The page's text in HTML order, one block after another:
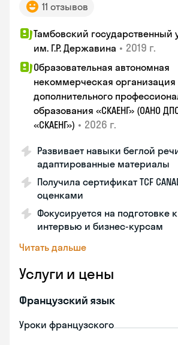
11 отзывов
Тамбовский государственный
им. Г.Р. Державина • 2019 г.
Образовательная автономная
некоммерческая организация
дополнительного
образования «СКАЕНГ» (ОАНО
«СКАЕНГ») • 2026 г.
Развивает навыки беглой
адаптированные материалы
Получила сертификат TCF
оценками
Фокусируется на подготовке
интервью и бизнес-курсам
Читать дальше
Услуги и цены
Французский язык
Уроки французского